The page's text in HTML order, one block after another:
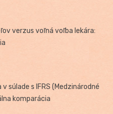
verzus voľná voľba lekára:
súlade s IFRS (Medzinárodné
komparácia